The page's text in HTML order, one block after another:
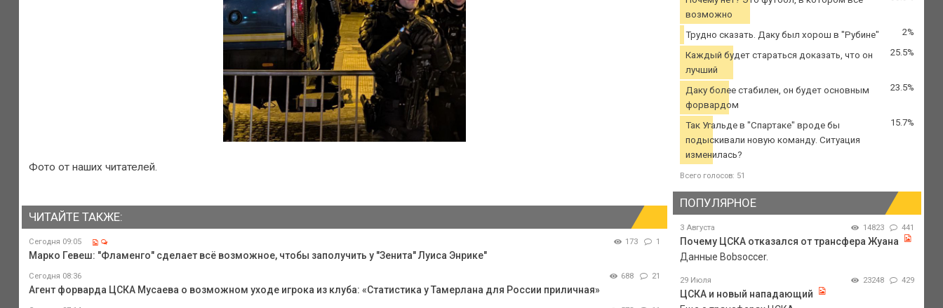
Фото от наших читателей.
ЧИТАЙТЕ ТАКЖЕ:
Сегодня 09:05 173 1
Марко Гевеш: "Фламенго" сделает всё возможное, чтобы заполучить у "Зенита" Луиса Энрике"
Сегодня 08:36 688 21
Агент форварда ЦСКА Мусаева о возможном уходе игрока из клуба: «Статистика у Тамерлана для России приличная»
возможно
Трудно сказать. Даку был хорош в "Рубине" 2%
Каждый будет стараться доказать, что он
лучший
25.5%
Даку более стабилен, он будет основным
форвардом
23.5%
Так Угальде в "Спартаке" вроде бы
подыскивали новую команду. Ситуация
изменилась?
15.7%
Всего голосов: 51
ПОПУЛЯРНОЕ
3 Августа 14823 441
Почему ЦСКА отказался от трансфера Жуана
Данные Bobsoccer.
29 Июля 23248 429
ЦСКА и новый нападающий